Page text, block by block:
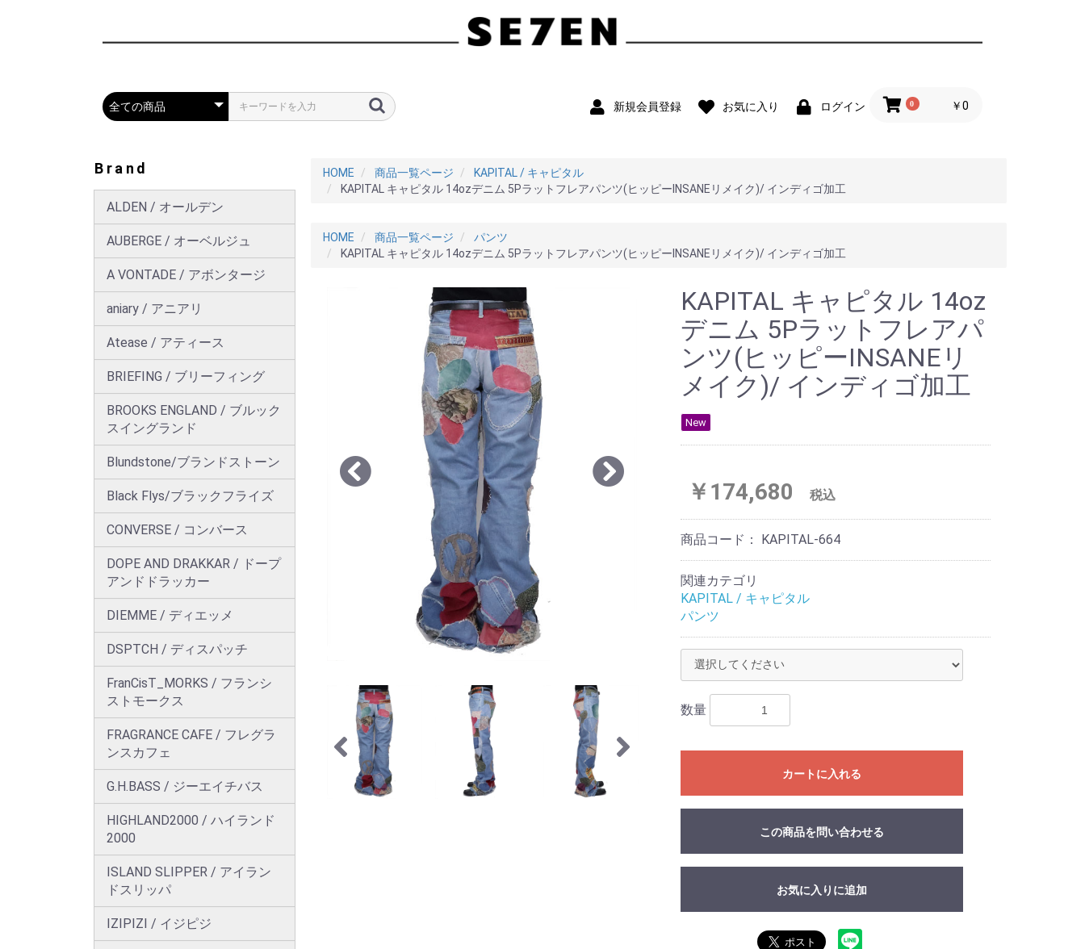
新規会員登録 お気に入り ログイン 0 ￥0
Brand
ALDEN / オールデン
AUBERGE / オーベルジュ
A VONTADE / アボンタージ
aniary / アニアリ
Atease / アティース
BRIEFING / ブリーフィング
BROOKS ENGLAND / ブルック
スイングランド
Blundstone/ブランドストーン
Black Flys/ブラックフライズ
CONVERSE / コンバース
DOPE AND DRAKKAR / ドープ
アンドドラッカー
DIEMME / ディエッメ
DSPTCH / ディスパッチ
FranCisT_MORKS / フランシ
ストモークス
FRAGRANCE CAFE / フレグラ
ンスカフェ
G.H.BASS / ジーエイチバス
HIGHLAND2000 / ハイランド
2000
ISLAND SLIPPER / アイラン
ドスリッパ
IZIPIZI / イジピジ
HOME 商品一覧ページ
KAPITAL / キャピタル
KAPITAL キャピタル 14ozデニム 5Pラットフレアパンツ(ヒッピーINSANEリメイク)/ インディゴ加工
HOME 商品一覧ページ
パンツ
KAPITAL キャピタル 14ozデニム 5Pラットフレアパンツ(ヒッピーINSANEリメイク)/ インディゴ加工
KAPITAL キャピタル 14oz
デニム 5Pラットフレアパ
ンツ(ヒッピーINSANEリ
メイク)/ インディゴ加工
New
￥174,680 税込
商品コード： KAPITAL-664
関連カテゴリ
KAPITAL / キャピタル
パンツ
数量
カートに入れる
この商品を問い合わせる
お気に入りに追加